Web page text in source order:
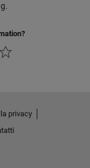
privacy